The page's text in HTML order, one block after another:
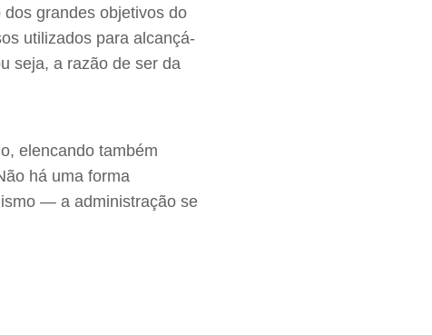
grandes objetivos do
utilizados para alcançá-
seja, a razão de ser da
elencando também
há uma forma
— a administração se